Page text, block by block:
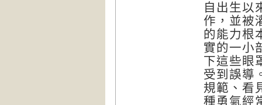
自出生以
作，並被
的能力根
實的一小
下這些眼
受到誤導
規範、看
種勇氣經